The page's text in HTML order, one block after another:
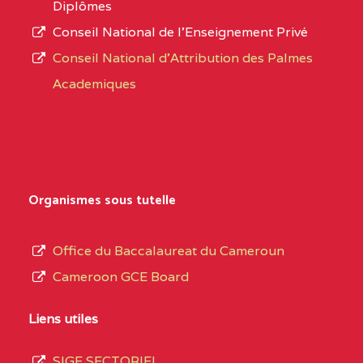
CENTRE
COLLEGE PRIVE
CENTRE
COLLEGE PRIVE LAIC
SAINT MICHEL
L’offre
d’éducation
de
du
Diplômes
Conseil National de l’Enseignement Privé
Conseil National d'Attribution des Palmes
Academiques
Organismes sous tutelle
Office du Baccalaureat du Cameroun
Cameroon GCE Board
Liens utiles